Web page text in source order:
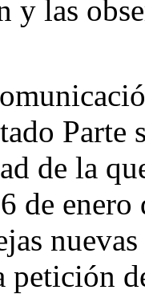
y las
Parte
de la
de enero
petición